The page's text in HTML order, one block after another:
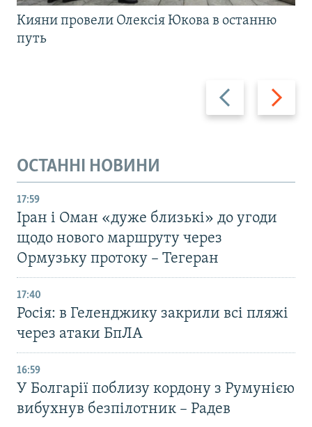
Назад Вперед
Кияни провели Олексія Юкова в останню
путь
ОСТАННІ НОВИНИ
17:59
Іран і Оман «дуже близькі» до угоди
щодо нового маршруту через
Ормузьку протоку – Тегеран
17:40
Росія: в Геленджику закрили всі пляжі
через атаки БпЛА
16:59
У Болгарії поблизу кордону з Румунією
вибухнув безпілотник – Радев